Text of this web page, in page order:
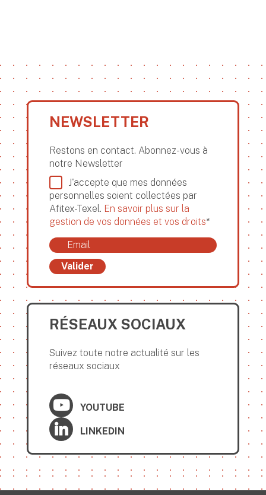
NEWSLETTER
Restons en contact. Abonnez-vous à
notre Newsletter
J'accepte que mes données
personnelles soient collectées par
Afitex-Texel. En savoir plus sur la
gestion de vos données et vos droits*
Valider
RÉSEAUX SOCIAUX
Suivez toute notre actualité sur les
réseaux sociaux
YOUTUBE
LINKEDIN